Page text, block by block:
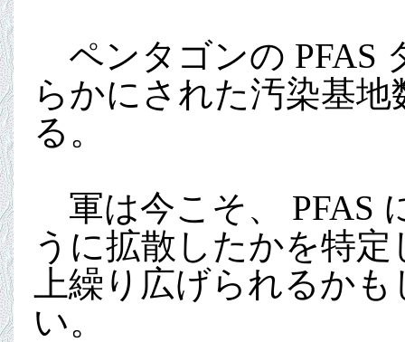
ペンタゴンの PFAS
らかにされた汚染基
る。
軍は今こそ、 PFAS
うに拡散したかを特
上繰り広げられるか
い。